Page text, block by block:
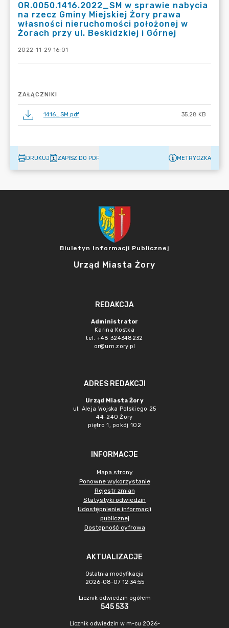
OR.0050.1416.2022_SM w sprawie nabycia
na rzecz Gminy Miejskiej Żory prawa
własności nieruchomości położonej w
Żorach przy ul. Beskidzkiej i Górnej
2022-11-29 16:01
ZAŁĄCZNIKI
1416_SM.pdf 35.28 KB
DRUKUJ ZAPISZ DO PDF METRYCZKA
Biuletyn Informacji Publicznej
Urząd Miasta Żory
REDAKCJA
Administrator
Karina Kostka
tel. +48 324348232
or@um.zory.pl
ADRES REDAKCJI
Urząd Miasta Żory
ul. Aleja Wojska Polskiego 25
44-240 Żory
piętro 1, pokój 102
INFORMACJE
Mapa strony
Ponowne wykorzystanie
Rejestr zmian
Statystyki odwiedzin
Udostępnienie informacji
publicznej
Dostępność cyfrowa
AKTUALIZACJE
Ostatnia modyfikacja
2026-08-07 12:34:55
Licznik odwiedzin ogółem
545 533
Licznik odwiedzin w m-cu 2026-